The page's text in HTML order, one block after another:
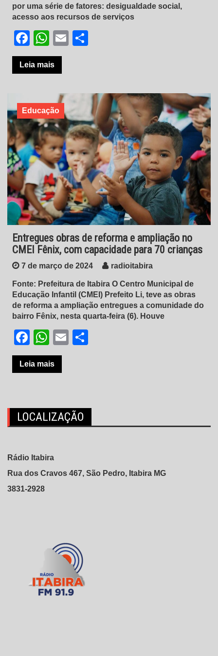
por uma série de fatores: desigualdade social,
acesso aos recursos de serviços
Facebook
WhatsApp
Email
Leia mais
Educação
Entregues obras de reforma e ampliação no
CMEI Fênix, com capacidade para 70 crianças
7 de março de 2024 radioitabira
Fonte: Prefeitura de Itabira O Centro Municipal de
Educação Infantil (CMEI) Prefeito Li, teve as obras
de reforma a ampliação entregues a comunidade do
bairro Fênix, nesta quarta-feira (6). Houve
Facebook
WhatsApp
Email
Leia mais
LOCALIZAÇÃO
Rádio Itabira
Rua dos Cravos 467, São Pedro, Itabira MG
3831-2928